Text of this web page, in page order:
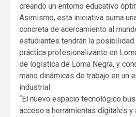
creando un entorno educativo
Asimismo, esta iniciativa suma
concreta de acercamiento al
estudiantes tendrán la posibilidad
práctica profesionalizante en
de logística de Loma Negra, y
mano dinámicas de trabajo en un
industrial.
“El nuevo espacio tecnológico
acceso a herramientas digitales y